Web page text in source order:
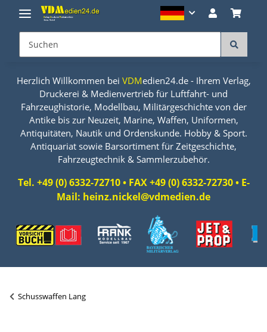
Herzlich Willkommen bei VDMedien24.de - Ihrem Verlag,
Druckerei & Medienvertrieb für Luftfahrt- und
Fahrzeughistorie, Modellbau, Militärgeschichte von der
Antike bis zur Neuzeit, Marine, Waffen, Uniformen,
Antiquitäten, Nautik und Ordenskunde. Hobby & Sport.
Antiquariat sowie Barsortiment für Zeitgeschichte,
Fahrzeugtechnik & Sammlerzubehör.
Tel. +49 (0) 6332-72710 • FAX +49 (0) 6332-72730 • E-
Mail: heinz.nickel@vdmedien.de
Schusswaffen Lang